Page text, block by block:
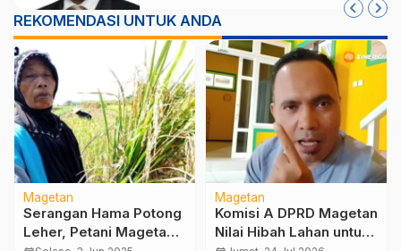
REKOMENDASI UNTUK ANDA
Magetan
Serangan Hama Potong
Leher, Petani Magetan
Magetan
Komisi A DPRD Magetan
Nilai Hibah Lahan untuk